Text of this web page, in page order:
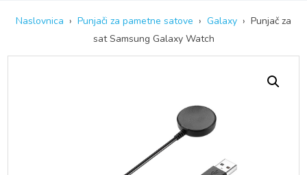
Naslovnica › Punjači za pametne satove › Galaxy › Punjač za
sat Samsung Galaxy Watch